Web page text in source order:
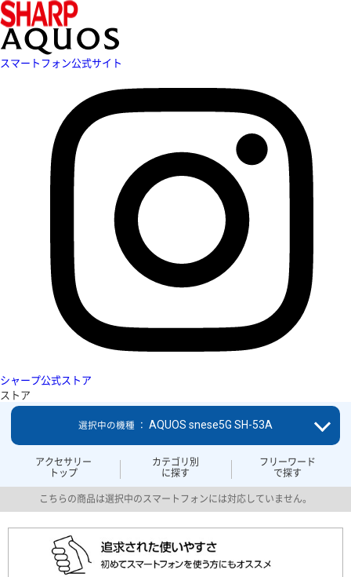
スマートフォン公式サイト
シャープ公式ストア
ストア
アクセサリー
トップ
カテゴリ別
に探す
フリーワード
で探す
選択中の機種 ： AQUOS snese5G SH-53A
こちらの商品は選択中のスマートフォンには対応していません。